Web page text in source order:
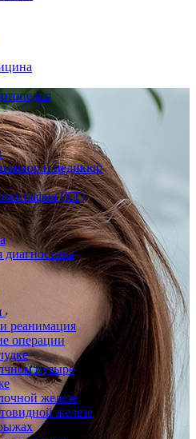
и педикюр
(КТ)
реанимация
операции
пузыре
железе
железе